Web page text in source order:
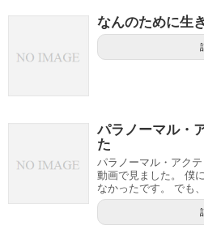
なんのために生
パラノーマル・
た
パラノーマル・アク
動画で見ました。 僕
なかったです。 でも